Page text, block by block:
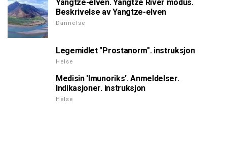
Yangtze-elven. Yangtze River modus.
Beskrivelse av Yangtze-elven
Dannelse
Legemidlet "Prostanorm". instruksjon
Helse
Medisin 'Imunoriks'. Anmeldelser.
Indikasjoner. instruksjon
Helse